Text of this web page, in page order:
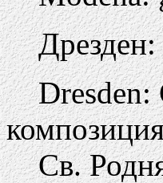
Дрезден:
Dresden:
Св.